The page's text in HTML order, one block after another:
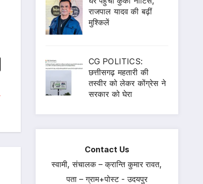
राजपाल यादव की बढ़ीं
मुश्किलें
CG POLITICS:
छत्तीसगढ़ महतारी की
तस्वीर को लेकर कोंग्रेस ने
सरकार को घेरा
Contact Us
स्वामी, संचालक – क्रान्ति कुमार रावत,
पता – ग्राम+पोस्ट - उदयपुर